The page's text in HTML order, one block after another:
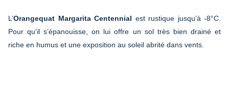
L’Orangequat Margarita Centennial est rustique jusqu’à -8°C.
Pour qu’il s’épanouisse, on lui offre un sol très bien drainé et
riche en humus et une exposition au soleil abrité dans vents.